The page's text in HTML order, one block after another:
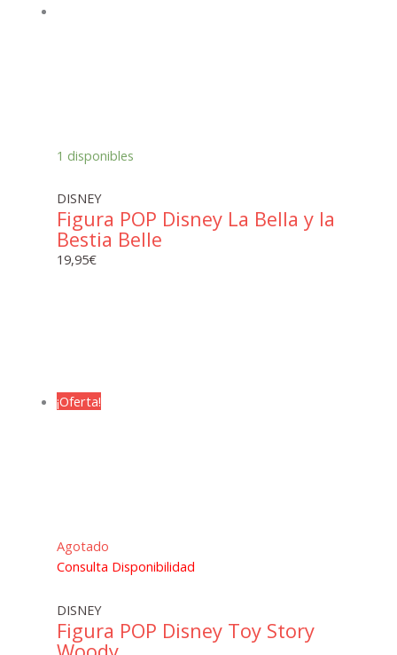
1 disponibles
DISNEY
Figura POP Disney La Bella y la
Bestia Belle
19,95€
¡Oferta!
Agotado
Consulta Disponibilidad
DISNEY
Figura POP Disney Toy Story